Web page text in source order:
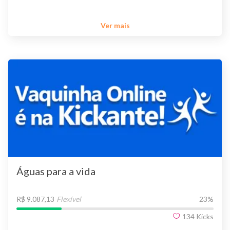
Ver mais
Águas para a vida
R$ 9.087,13 Flexível 23%
134 Kicks